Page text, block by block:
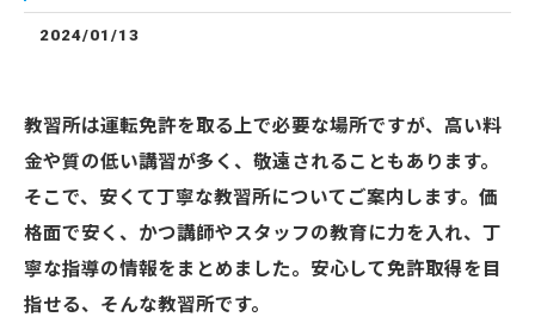
2024/01/13
教習所は運転免許を取る上で必要な場所ですが、高い料
金や質の低い講習が多く、敬遠されることもあります。
そこで、安くて丁寧な教習所についてご案内します。価
格面で安く、かつ講師やスタッフの教育に力を入れ、丁
寧な指導の情報をまとめました。安心して免許取得を目
指せる、そんな教習所です。